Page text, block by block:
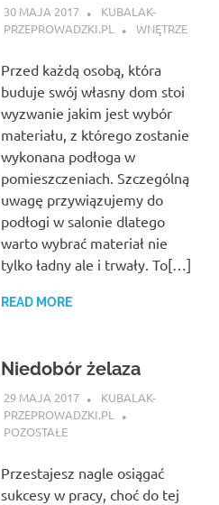
30 MAJA 2017
KUBALAK-
PRZEPROWADZKI.PL
WNĘTRZE
Przed każdą osobą, która
buduje swój własny dom stoi
wyzwanie jakim jest wybór
materiału, z którego zostanie
wykonana podłoga w
pomieszczeniach. Szczególną
uwagę przywiązujemy do
podłogi w salonie dlatego
warto wybrać materiał nie
tylko ładny ale i trwały. To[…]
READ MORE
Niedobór żelaza
29 MAJA 2017
KUBALAK-
PRZEPROWADZKI.PL
POZOSTAŁE
Przestajesz nagle osiągać
sukcesy w pracy, choć do tej